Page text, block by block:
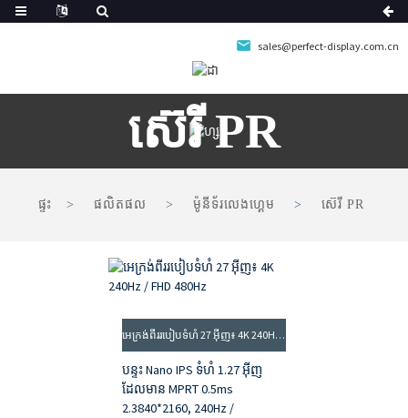
sales@perfect-display.com.cn
ស៊េរី PR
ផ្ទះ ផលិតផល ម៉ូនីទ័រលេងហ្គេម ស៊េរី PR
អេក្រង់​ពីរ​របៀប​ទំហំ 27 អ៊ីញ៖ 4K 240HZ / FHD 480HZ
បន្ទះ Nano IPS ទំហំ 1.27 អ៊ីញ
ដែលមាន MPRT 0.5ms
2.3840*2160, 240Hz /